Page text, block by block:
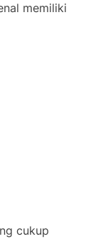
memiliki
cukup